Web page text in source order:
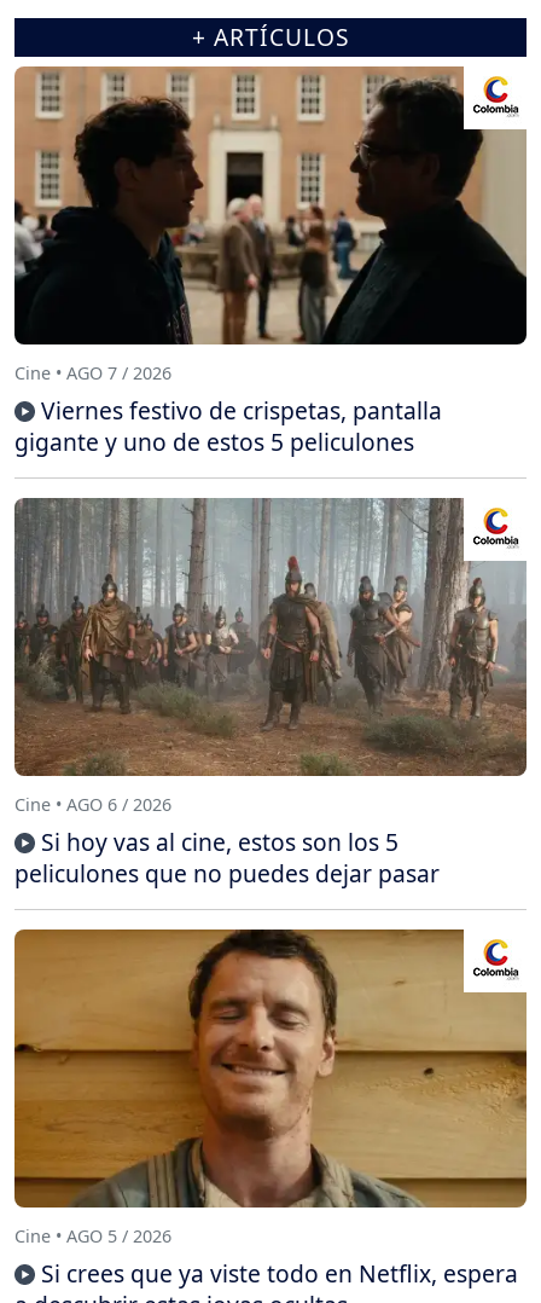
+ ARTÍCULOS
Cine • AGO 7 / 2026
Viernes festivo de crispetas, pantalla
gigante y uno de estos 5 peliculones
Cine • AGO 6 / 2026
Si hoy vas al cine, estos son los 5
peliculones que no puedes dejar pasar
Cine • AGO 5 / 2026
Si crees que ya viste todo en Netflix, espera